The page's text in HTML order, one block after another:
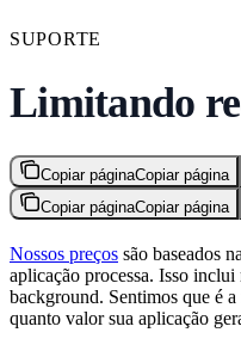
SUPORTE
Limitando
Copiar páginaCopiar página
Copiar páginaCopiar página
Nossos preços são baseados
aplicação processa. Isso
background. Sentimos que é
quanto valor sua aplicação